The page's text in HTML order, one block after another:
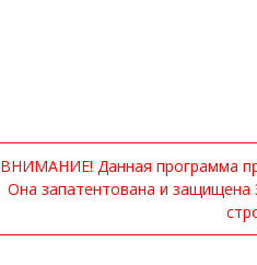
ВНИМАНИЕ! Данная программа
Она запатентована и